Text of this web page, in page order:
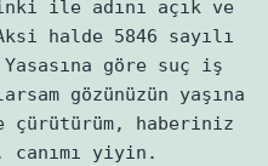
ile adını açık ve
halde 5846 sayılı
göre suç iş
gözünüzün yaşına
çürütürüm, haberiniz
canımı yiyin.